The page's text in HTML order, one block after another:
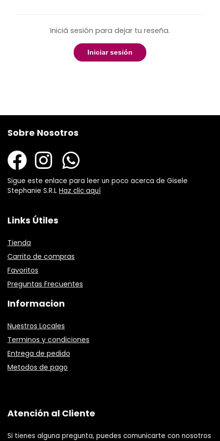
Iniciá sesión para dejar tu reseña.
Iniciar sesión
Sobre Nosotros
Sigue este enlace para leer un poco acerca de Gisele
Stephanie S.R.L Haz clic aquí
Links Útiles
Tienda
Carrito de compras
Favoritos
Preguntas Frecuentes
Informacion
Nuestros Locales
Terminos y condiciones
Entrega de pedido
Metodos de pago
Atención al Cliente
Si tienes alguna pregunta, puedes comunicarte con nosotros